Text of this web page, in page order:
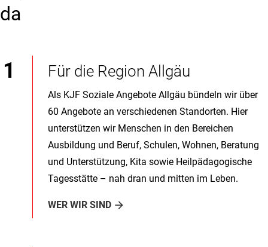
da
Für die Region Allgäu
Als KJF Soziale Angebote Allgäu bündeln wir über
60 Angebote an verschiedenen Standorten. Hier
unterstützen wir Menschen in den Bereichen
Ausbildung und Beruf, Schulen, Wohnen, Beratung
und Unterstützung, Kita sowie Heilpädagogische
Tagesstätte – nah dran und mitten im Leben.
WER WIR SIND